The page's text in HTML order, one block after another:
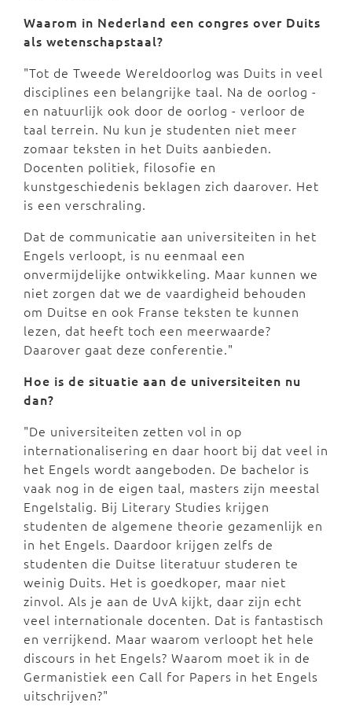
Waarom in Nederland een congres over Duits
als wetenschapstaal?
"Tot de Tweede Wereldoorlog was Duits in veel
disciplines een belangrijke taal. Na de oorlog -
en natuurlijk ook door de oorlog - verloor de
taal terrein. Nu kun je studenten niet meer
zomaar teksten in het Duits aanbieden.
Docenten politiek, filosofie en
kunstgeschiedenis beklagen zich daarover. Het
is een verschraling.
Dat de communicatie aan universiteiten in het
Engels verloopt, is nu eenmaal een
onvermijdelijke ontwikkeling. Maar kunnen we
niet zorgen dat we de vaardigheid behouden
om Duitse en ook Franse teksten te kunnen
lezen, dat heeft toch een meerwaarde?
Daarover gaat deze conferentie."
Hoe is de situatie aan de universiteiten nu
dan?
"De universiteiten zetten vol in op
internationalisering en daar hoort bij dat veel in
het Engels wordt aangeboden. De bachelor is
vaak nog in de eigen taal, masters zijn meestal
Engelstalig. Bij Literary Studies krijgen
studenten de algemene theorie gezamenlijk en
in het Engels. Daardoor krijgen zelfs de
studenten die Duitse literatuur studeren te
weinig Duits. Het is goedkoper, maar niet
zinvol. Als je aan de UvA kijkt, daar zijn echt
veel internationale docenten. Dat is fantastisch
en verrijkend. Maar waarom verloopt het hele
discours in het Engels? Waarom moet ik in de
Germanistiek een Call for Papers in het Engels
uitschrijven?"